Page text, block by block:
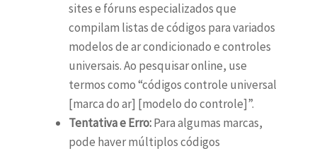
sites e fóruns especializados que
compilam listas de códigos para variados
modelos de ar condicionado e controles
universais. Ao pesquisar online, use
termos como “códigos controle universal
[marca do ar] [modelo do controle]”.
Tentativa e Erro:Para algumas marcas,
pode haver múltiplos códigos